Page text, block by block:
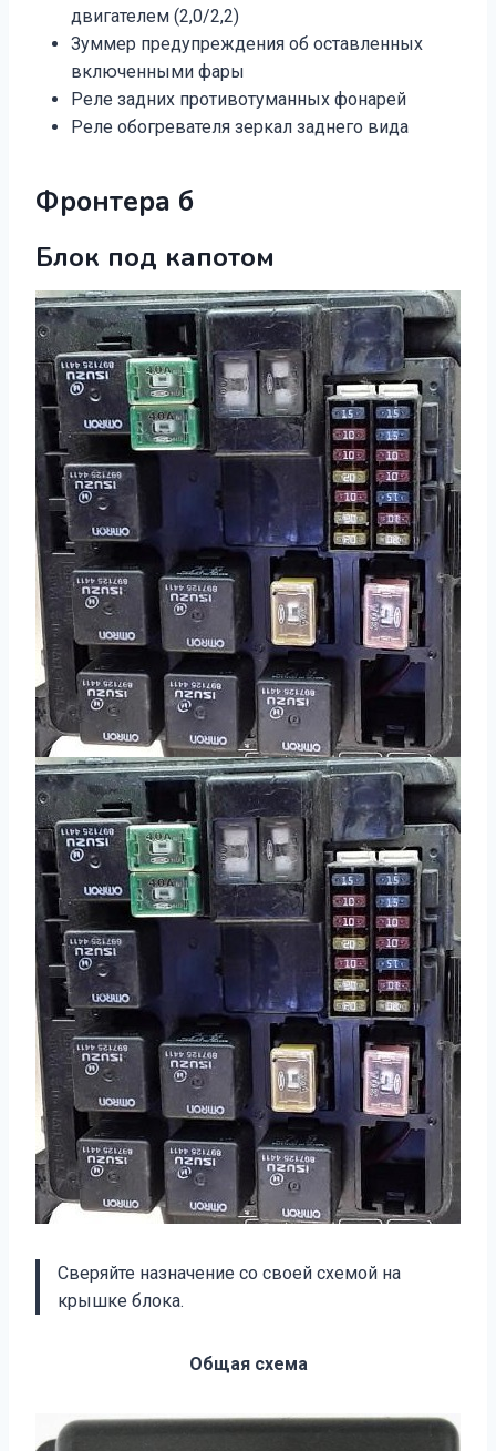
двигателем (2,0/2,2)
Зуммер предупреждения об оставленных
включенными фары
Реле задних противотуманных фонарей
Реле обогревателя зеркал заднего вида
Фронтера б
Блок под капотом
Сверяйте назначение со своей схемой на
крышке блока.
Общая схема